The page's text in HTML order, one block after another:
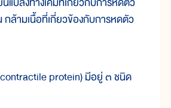
กล้ามเนื้อที่เกี่ยวข้องกับการหดตัว
protein) มีอยู่ ๓ ชนิด